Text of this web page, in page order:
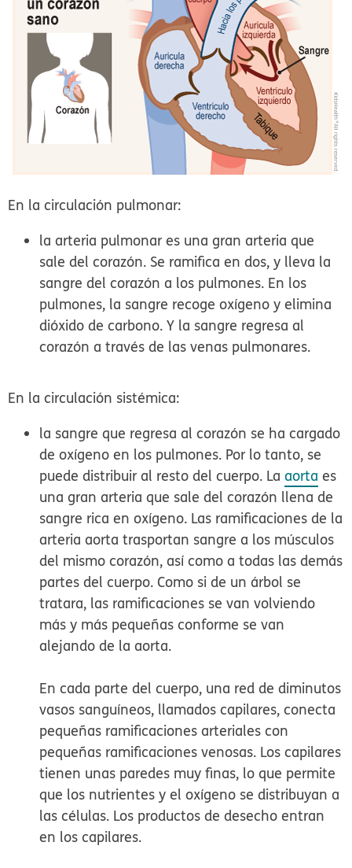
En la circulación pulmonar:
la arteria pulmonar es una gran arteria que
sale del corazón. Se ramifica en dos, y lleva la
sangre del corazón a los pulmones. En los
pulmones, la sangre recoge oxígeno y elimina
dióxido de carbono. Y la sangre regresa al
corazón a través de las venas pulmonares.
En la circulación sistémica:
la sangre que regresa al corazón se ha cargado
de oxígeno en los pulmones. Por lo tanto, se
puede distribuir al resto del cuerpo. Laaorta es
una gran arteria que sale del corazón llena de
sangre rica en oxígeno. Las ramificaciones de la
arteria aorta trasportan sangre a los músculos
del mismo corazón, así como a todas las demás
partes del cuerpo. Como si de un árbol se
tratara, las ramificaciones se van volviendo
más y más pequeñas conforme se van
alejando de la aorta.
En cada parte del cuerpo, una red de diminutos
vasos sanguíneos, llamadoscapilares, conecta
pequeñas ramificaciones arteriales con
pequeñas ramificaciones venosas. Los capilares
tienen unas paredes muy finas, lo que permite
que los nutrientes y el oxígeno se distribuyan a
las células. Los productos de desecho entran
en los capilares.